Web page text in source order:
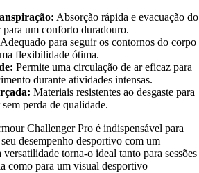
Absorção rápida e evacuação do
para um conforto duradouro.
Adequado para seguir os contornos do corpo
flexibilidade ótima.
Permite uma circulação de ar eficaz para
durante atividades intensas.
Materiais resistentes ao desgaste para
perda de qualidade.
Challenger Pro é indispensável para
desempenho desportivo com um
torna-o ideal tanto para sessões
como para um visual desportivo